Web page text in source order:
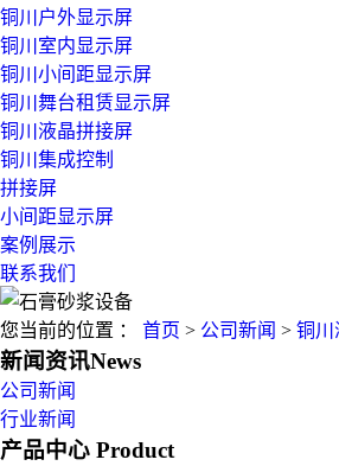
铜川户外显示屏
铜川室内显示屏
铜川小间距显示屏
铜川舞台租赁显示屏
铜川液晶拼接屏
铜川集成控制
拼接屏
小间距显示屏
案例展示
联系我们
您当前的位置 ： 首页 > 公司新闻 > 铜川
新闻资讯News
公司新闻
行业新闻
产品中心 Product